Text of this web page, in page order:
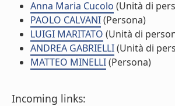
Anna Maria Cucolo (Unità di
PAOLO CALVANI(Persona)
LUIGI MARITATO (Unità di
ANDREA GABRIELLI(Unità di
MATTEO MINELLI(Persona)
Incoming links: